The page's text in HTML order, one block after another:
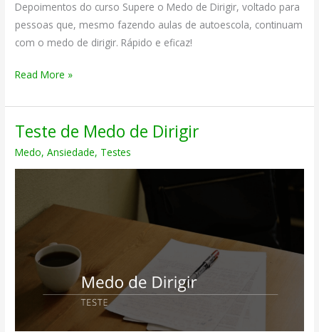
Depoimentos do curso Supere o Medo de Dirigir, voltado para
pessoas que, mesmo fazendo aulas de autoescola, continuam
com o medo de dirigir. Rápido e eficaz!
Depoimentos
Curso
Supere
Read More »
Teste de Medo de Dirigir
Medo,Ansiedade, Testes